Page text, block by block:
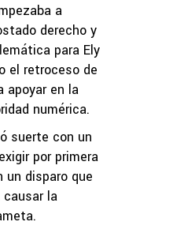
a
derecho y
para Ely
el retroceso de
apoyar en la
numérica.
suerte con un
por primera
un disparo que
causar la